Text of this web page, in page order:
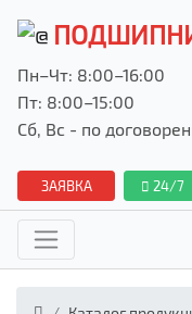
Пн–Чт: 8:00–16:00
Пт: 8:00–15:00
Сб, Вс - по
ЗАЯВКА 24/7